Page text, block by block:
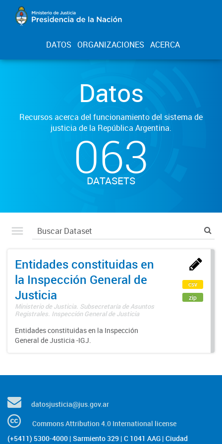
DATOS ORGANIZACIONES ACERCA
Datos
Recursos acerca del funcionamiento del sistema de
justicia de la República Argentina.
063
DATASETS
Entidades constituidas en
la Inspección General de
Justicia
Ministerio de Justicia. Subsecretaría de Asuntos
Registrales. Inspección General de Justicia
Entidades constituidas en la Inspección
General de Justicia -IGJ.
csv
zip
datosjusticia@jus.gov.ar
Commons Attribution 4.0 International license
(+5411) 5300-4000 | Sarmiento 329 | C 1041 AAG | Ciudad